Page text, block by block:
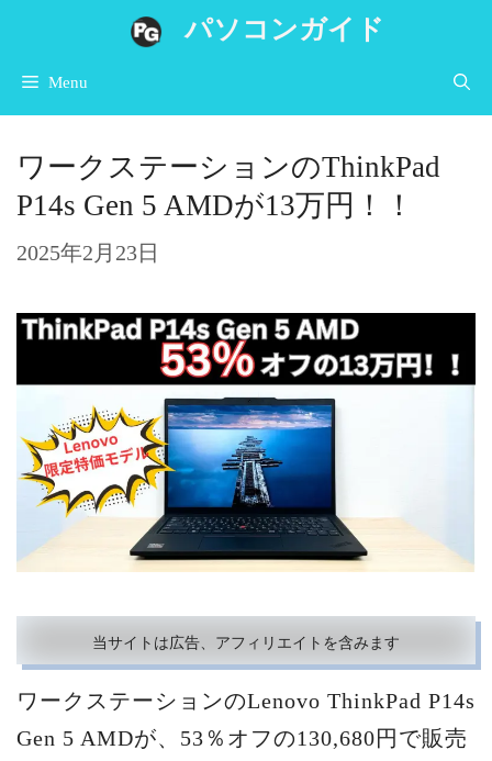
ツ
へ
ス
ッ
パソコンガイド
Menu
ワークステーションのThinkPad
P14s Gen 5 AMDが13万円！！
2025年2月23日
当サイトは広告、アフィリエイトを含みます
ワークステーションのLenovo ThinkPad P14s
Gen 5 AMDが、53％オフの130,680円で販売